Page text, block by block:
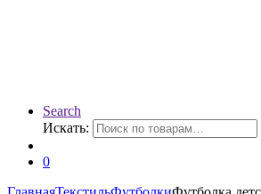
Search
Искать:
0